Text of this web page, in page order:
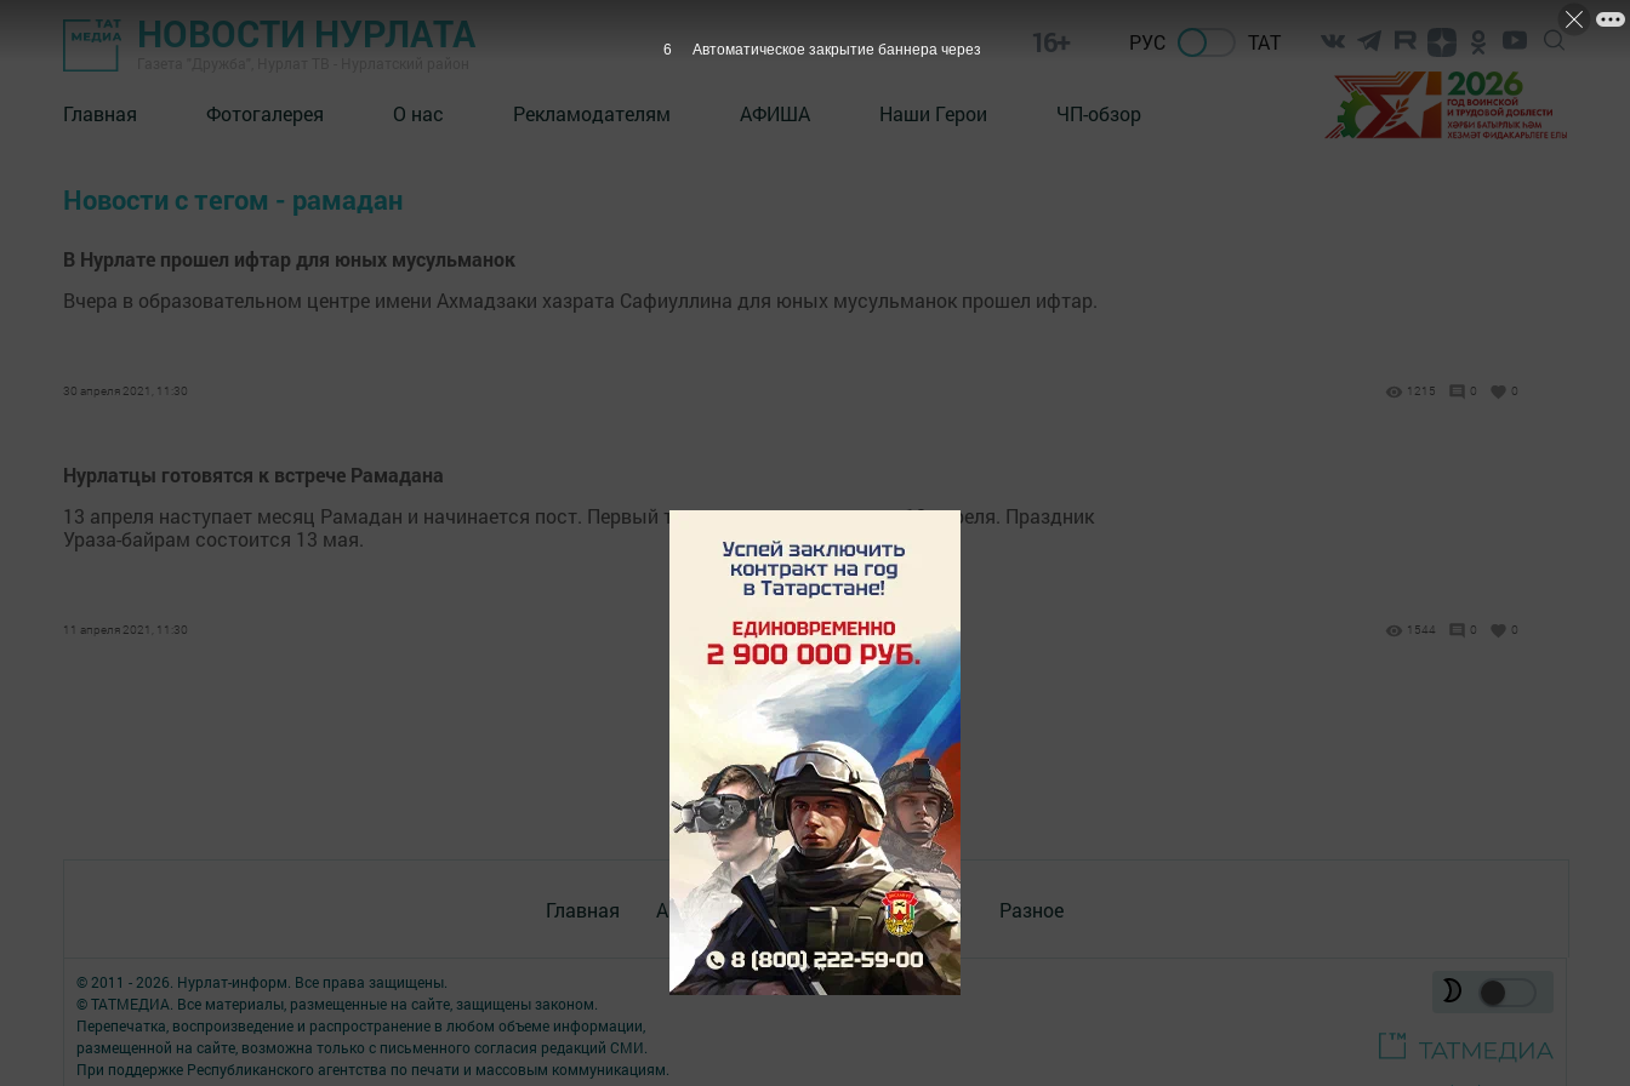
НОВОСТИ НУРЛАТА 16+ РУС ТАТ
Главная Фотогалерея О нас Рекламодателям АФИША Наши Герои ЧП-обзор
Новости с тегом - рамадан
В Нурлате прошел ифтар для юных мусульманок
Вчера в образовательном центре имени Ахмадзаки хазрата Сафиуллина для юных мусульманок прошел ифтар.
30 апреля 2021, 11:30 1215 0 0
Нурлатцы готовятся к встрече Рамадана
13 апреля наступает месяц Рамадан и начинается пост. Первый таравих-намаз – вечером 12 апреля. Праздник
Ураза-байрам состоится 13 мая.
11 апреля 2021, 11:30 1544 0 0
Главная Актуальное видео Документы Разное
© 2011 - 2026. Нурлат-⁠информ. Все права защищены.
© ТАТМЕДИА. Все материалы, размещенные на сайте, защищены законом.
Перепечатка, воспроизведение и распространение в любом объеме информации,
размещенной на сайте, возможна только с письменного согласия редакций СМИ.
При поддержке Республиканского агентства по печати и массовым коммуникациям.
6 Автоматическое закрытие баннера через